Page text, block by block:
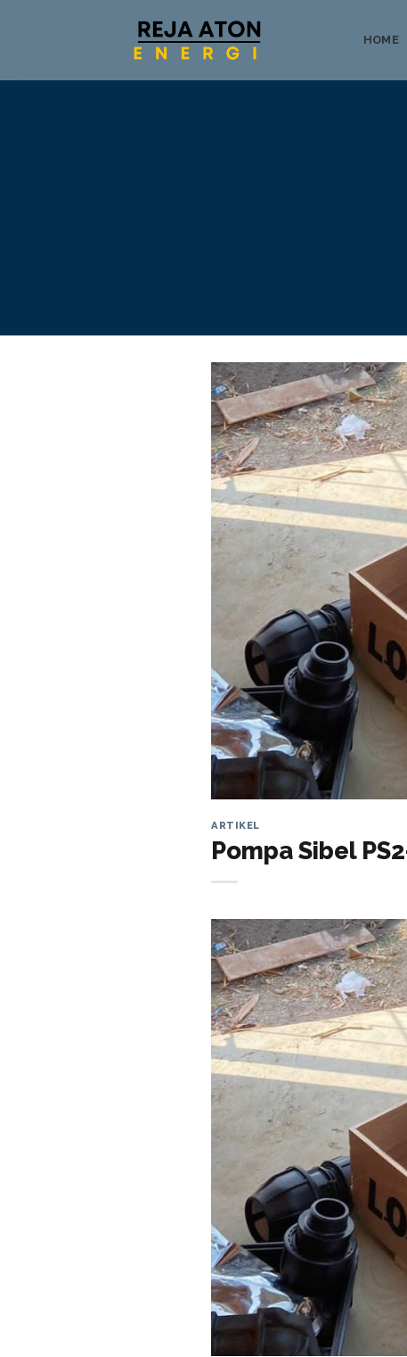
HOME
ARTIKEL
Pompa Sibel